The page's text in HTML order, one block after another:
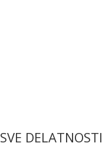
SVE DELATNOSTI